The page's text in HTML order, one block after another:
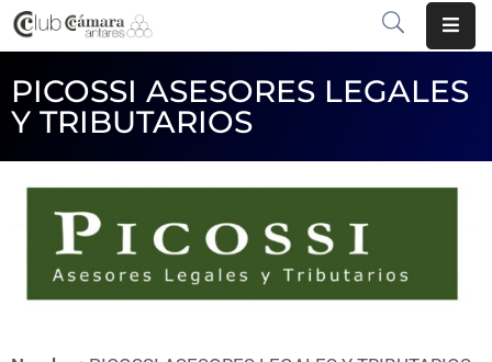
INICIO
CENTRO
NEGOCIOS
PICOSSI ASESORES LEGALES
Y TRIBUTARIOS